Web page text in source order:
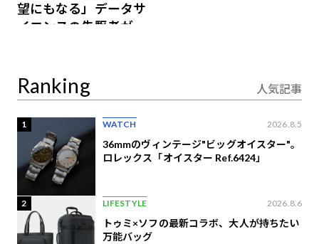
望にもなる」データサ
イエンスの先駆者が語
Ranking 人気記事
1 WATCH 2026.8.5
36mmのヴィンテージ"ビッグオイスター"。
ロレックス「オイスター Ref.6424」
2 LIFESTYLE 2026.8.6
トゥミ×ソフの最新コラボ、大人が持ちたい
万能バッグ